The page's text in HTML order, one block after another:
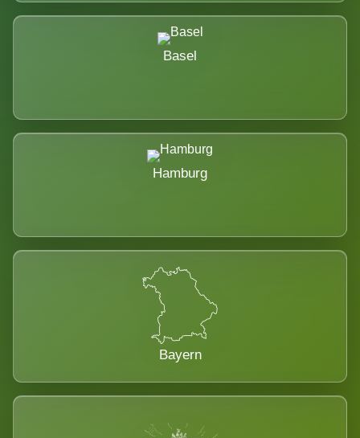
Basel
Hamburg
Bayern